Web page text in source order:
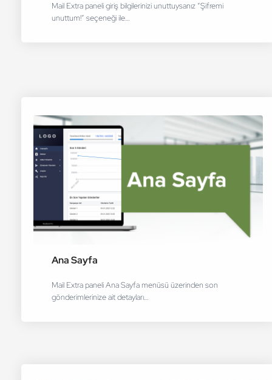
Mail Extra paneli giriş bilgilerinizi unuttuysanız “Şifremi
unuttum!” seçeneği ile…
Ana Sayfa
Mail Extra paneli Ana Sayfa menüsü üzerinden son
gönderimlerinize ait detayları…